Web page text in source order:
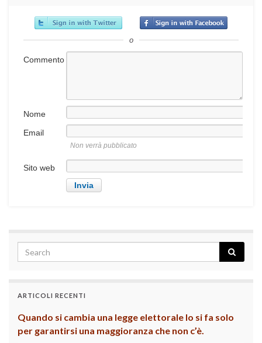
o
Commento
Nome
Email
Non verrà pubblicato
Sito web
ARTICOLI RECENTI
Quando si cambia una legge elettorale lo si fa solo
per garantirsi una maggioranza che non c’è.